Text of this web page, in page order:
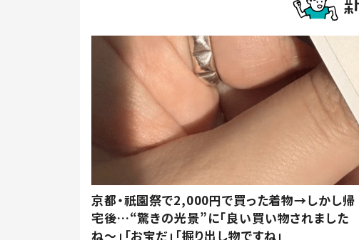
京都・祇園祭で2,000円で買った着物→しかし帰
宅後…“驚きの光景”に「良い買い物されました
ね～」「お宝だ」「掘り出し物ですね」